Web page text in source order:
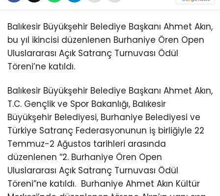
Balıkesir Büyükşehir Belediye Başkanı Ahmet Akın,
bu yıl ikincisi düzenlenen Burhaniye Ören Open
Uluslararası Açık Satranç Turnuvası Ödül
Töreni’ne katıldı.
Balıkesir Büyükşehir Belediye Başkanı Ahmet Akın,
T.C. Gençlik ve Spor Bakanlığı, Balıkesir
Büyükşehir Belediyesi, Burhaniye Belediyesi ve
Türkiye Satranç Federasyonunun iş birliğiyle 22
Temmuz-2 Ağustos tarihleri arasında
düzenlenen “2. Burhaniye Ören Open
Uluslararası Açık Satranç Turnuvası Ödül
Töreni”ne katıldı. Burhaniye Ahmet Akın Kültür